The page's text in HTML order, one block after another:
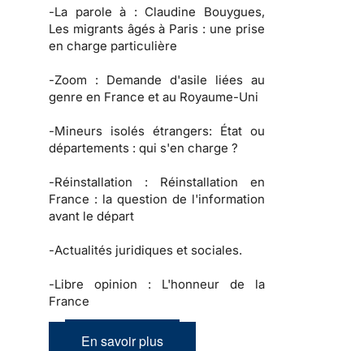
-La parole à : Claudine Bouygues,
Les migrants âgés à Paris : une prise
en charge particulière
-Zoom : Demande d'asile liées au
genre en France et au Royaume-Uni
-Mineurs isolés étrangers: État ou
départements : qui s'en charge ?
-Réinstallation : Réinstallation en
France : la question de l'information
avant le départ
-Actualités juridiques et sociales.
-Libre opinion : L'honneur de la
France
En savoir plus